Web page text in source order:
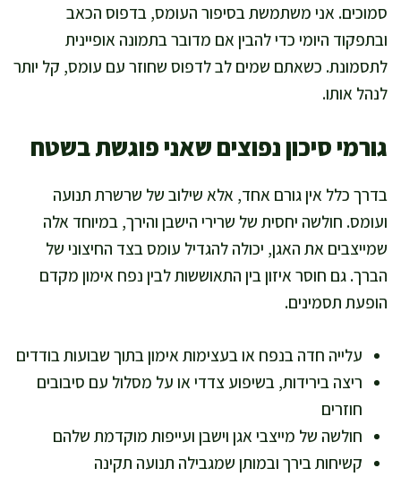
סמוכים. אני משתמשת בסיפור העומס, בדפוס הכאב
ובתפקוד היומי כדי להבין אם מדובר בתמונה אופיינית
לתסמונת. כשאתם שמים לב לדפוס שחוזר עם עומס, קל יותר
לנהל אותו.
גורמי סיכון נפוצים שאני פוגשת בשטח
בדרך כלל אין גורם אחד, אלא שילוב של שרשרת תנועה
ועומס. חולשה יחסית של שרירי הישבן והירך, במיוחד אלה
שמייצבים את האגן, יכולה להגדיל עומס בצד החיצוני של
הברך. גם חוסר איזון בין התאוששות לבין נפח אימון מקדם
הופעת תסמינים.
עלייה חדה בנפח או בעצימות אימון בתוך שבועות בודדים
ריצה בירידות, בשיפוע צדדי או על מסלול עם סיבובים
חוזרים
חולשה של מייצבי אגן וישבן ועייפות מוקדמת שלהם
קשיחות בירך ובמותן שמגבילה תנועה תקינה